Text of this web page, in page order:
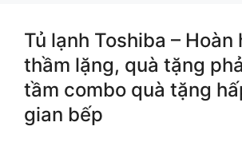
Tủ lạnh Toshiba – Hoàn
thầm lặng, quà tặng
tầm combo quà tặng
gian bếp